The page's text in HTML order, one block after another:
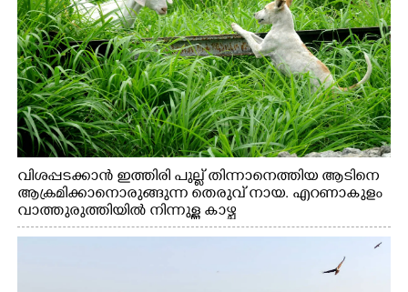
വിശപ്പടക്കാൻ ഇത്തിരി പുല്ല് തിന്നാനെത്തിയ ആടിനെ
ആക്രമിക്കാനൊരുങ്ങുന്ന തെരുവ് നായ. എറണാകുളം
വാത്തുരുത്തിയിൽ നിന്നുള്ള കാഴ്ച